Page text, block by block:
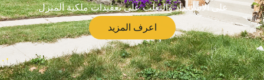
على الاستعداد والتغلب على تعقيدات ملكية المنزل.
اعرف المزيد